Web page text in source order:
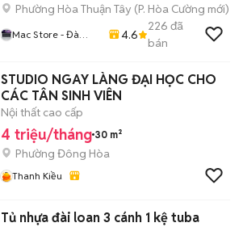
Phường Hòa Thuận Tây (P. Hòa Cường mới)
Mac Store - Đà
4.6
226 đã
bán
STUDIO NGAY LÀNG ĐẠI HỌC CHO
CÁC TÂN SINH VIÊN
Nội thất cao cấp
4 triệu/tháng 30 m²
Phường Đông Hòa
Thanh Kiều
Tủ nhựa đài loan 3 cánh 1 kệ tuba